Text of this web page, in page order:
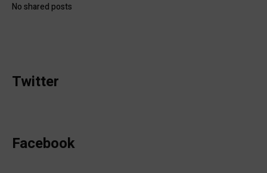
No shared posts
Twitter
Facebook